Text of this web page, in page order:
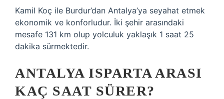
Kamil Koç ile Burdur’dan Antalya’ya seyahat etmek
ekonomik ve konforludur. İki şehir arasındaki
mesafe 131 km olup yolculuk yaklaşık 1 saat 25
dakika sürmektedir.
ANTALYA ISPARTA ARASI
KAÇ SAAT SÜRER?